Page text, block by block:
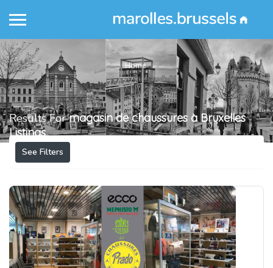
Home
Results Formagasin de chaussures à Bruxelles
Listings
See Filters